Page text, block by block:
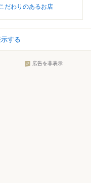
だわりのあるお店
する
広告を非表示